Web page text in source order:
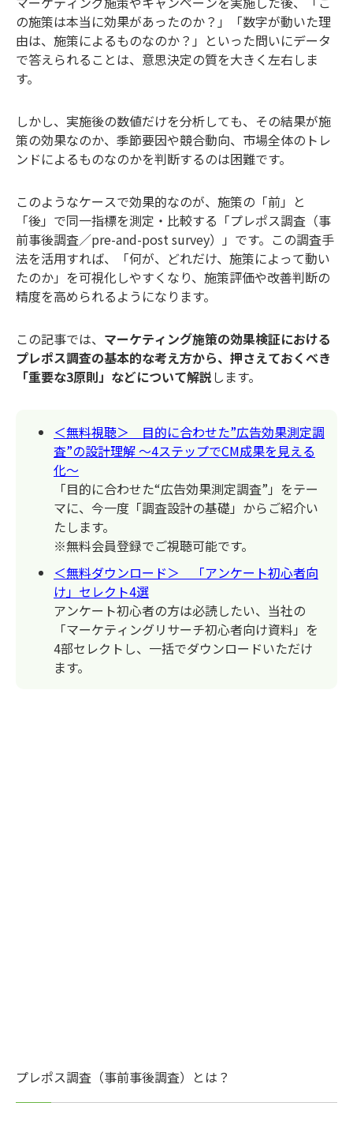
の施策は本当に効果があったのか？」「数字が動いた理
由は、施策によるものなのか？」といった問いにデータ
で答えられることは、意思決定の質を大きく左右しま
す。
しかし、実施後の数値だけを分析しても、その結果が施
策の効果なのか、季節要因や競合動向、市場全体のトレ
ンドによるものなのかを判断するのは困難です。
このようなケースで効果的なのが、施策の「前」と
「後」で同一指標を測定・比較する「プレポス調査（事
前事後調査／pre-and-post survey）」です。この調査手
法を活用すれば、「何が、どれだけ、施策によって動い
たのか」を可視化しやすくなり、施策評価や改善判断の
精度を高められるようになります。
この記事では、 マーケティング施策の効果検証における
プレポス調査の基本的な考え方から、押さえておくべき
「重要な3原則」などについて解説します。
＜無料視聴＞ 目的に合わせた”広告効果測定調
査”の設計理解 ～4ステップでCM成果を見える
化～
「目的に合わせた“広告効果測定調査”」をテー
マに、今一度「調査設計の基礎」からご紹介い
たします。
※無料会員登録でご視聴可能です。
＜無料ダウンロード＞ 「アンケート初心者向
け」セレクト4選
アンケート初心者の方は必読したい、当社の
「マーケティングリサーチ初心者向け資料」を
4部セレクトし、一括でダウンロードいただけ
ます。
プレポス調査（事前事後調査）とは？